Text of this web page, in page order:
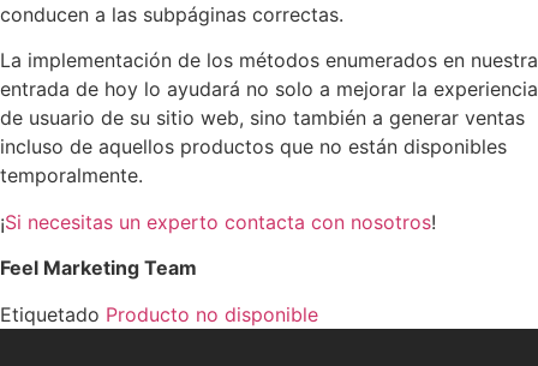
conducen a las subpáginas correctas.
La implementación de los métodos enumerados en nuestra
entrada de hoy lo ayudará no solo a mejorar la experiencia
de usuario de su sitio web, sino también a generar ventas
incluso de aquellos productos que no están disponibles
temporalmente.
¡Si necesitas un experto contacta con nosotros!
Feel Marketing Team
Etiquetado Producto no disponible